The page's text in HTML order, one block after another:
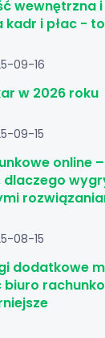
wewnętrzna
kadr i płac -
09-16
w 2026 roku
09-15
online
08-15
dodatkowe
biuro